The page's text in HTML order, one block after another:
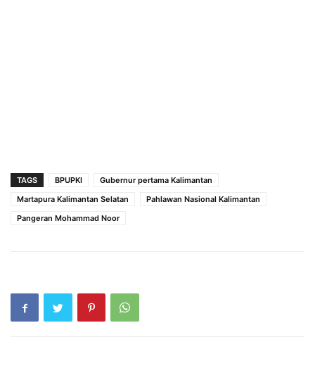
TAGS BPUPKI
Gubernur pertama Kalimantan
Martapura Kalimantan Selatan
Pahlawan Nasional Kalimantan
Pangeran Mohammad Noor